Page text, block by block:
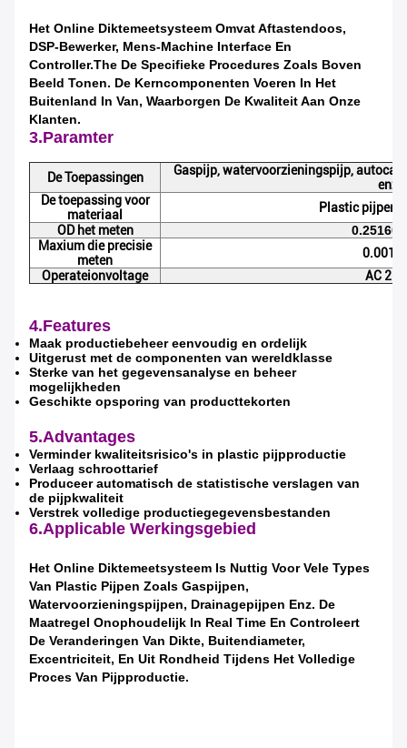
Het Online Diktemeetsysteem Omvat Aftastendoos,
DSP-Bewerker, Mens-Machine Interface En
Controller.The De Specifieke Procedures Zoals Boven
Beeld Tonen. De Kerncomponenten Voeren In Het
Buitenland In Van, Waarborgen De Kwaliteit Aan Onze
Klanten.
3.Paramter
De Toepassingen
Gaspijp, watervoorzieningspijp,
enz.
De toepassing voor
materiaal
Plastic pijpen,
OD het meten
Maxium die precisie
meten
Operateionvoltage
AC
4.Features
Maak productiebeheer eenvoudig en ordelijk
Uitgerust met de componenten van wereldklasse
Sterke van het gegevensanalyse en beheer
mogelijkheden
Geschikte opsporing van producttekorten
5.Advantages
Verminder kwaliteitsrisico's in plastic pijpproductie
Verlaag schroottarief
Produceer automatisch de statistische verslagen van
de pijpkwaliteit
Verstrek volledige productiegegevensbestanden
6.Applicable Werkingsgebied
Het Online Diktemeetsysteem Is Nuttig Voor Vele Types
Van Plastic Pijpen Zoals Gaspijpen,
Watervoorzieningspijpen, Drainagepijpen Enz. De
Maatregel Onophoudelijk In Real Time En Controleert
De Veranderingen Van Dikte, Buitendiameter,
Excentriciteit, En Uit Rondheid Tijdens Het Volledige
Proces Van Pijpproductie.